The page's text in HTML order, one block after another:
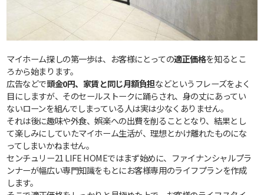
マイホーム探しの第一歩は、お客様にとっての適正価格を知るとこ
ろから始まります。
広告などで頭金0円、家賃と同じ月額負担などというフレーズをよく
目にしますが、そのセールストークに踊らされ、身の丈にあってい
ないローンを組んでしまっている人は実は少なくありません。
それは後に趣味や外食、娯楽への出費を削ることとなり、結果とし
て楽しみにしていたマイホーム生活が、理想とかけ離れたものにな
ってしまいかねません。
センチュリー21 LIFE HOMEではまず始めに、ファイナンシャルプラ
ンナーが幅広い専門知識をもとにお客様専用のライフプランを作成
します。